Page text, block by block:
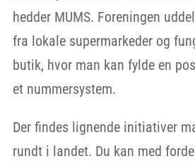
hedder MUMS. Foreningen
fra lokale supermarkeder og
butik, hvor man kan fylde en
et nummersystem.
Der findes lignende initiativer
rundt i landet. Du kan med